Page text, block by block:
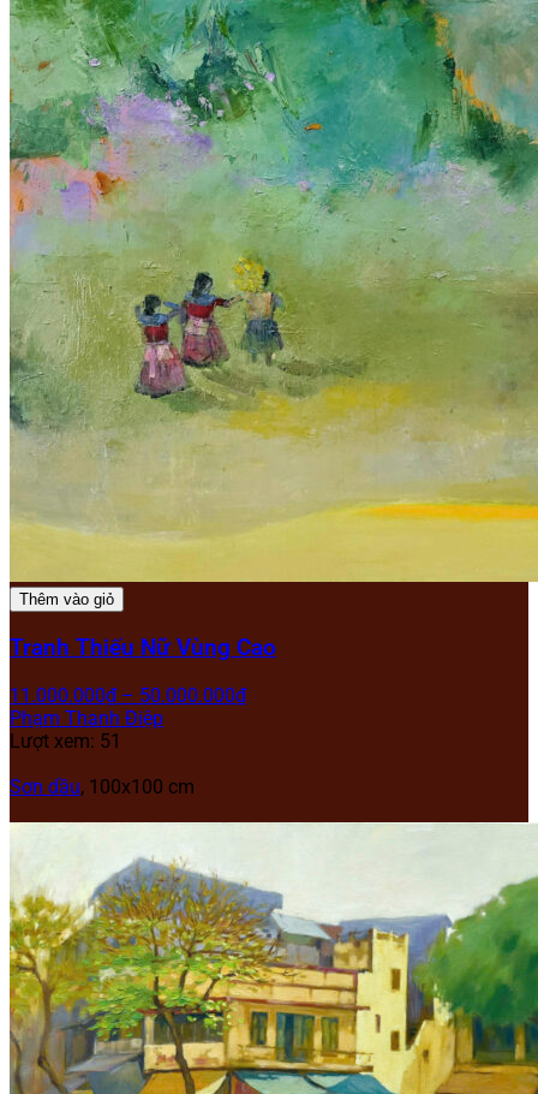
Thêm vào giỏ
Tranh Thiếu Nữ Vùng Cao
11.000.000₫ – 50.000.000₫
Phạm Thanh Điệp
Lượt xem: 51
Sơn dầu, 100x100 cm